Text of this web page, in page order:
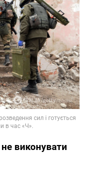
виконувати